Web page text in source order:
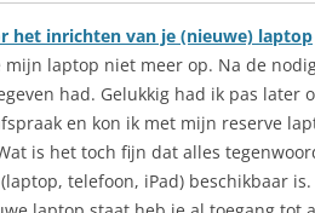
het inrichten van je (nieuwe) laptop
mijn laptop niet meer op. Na de
had. Gelukkig had ik pas later
en kon ik met mijn reserve
is het toch fijn dat alles
telefoon, iPad) beschikbaar